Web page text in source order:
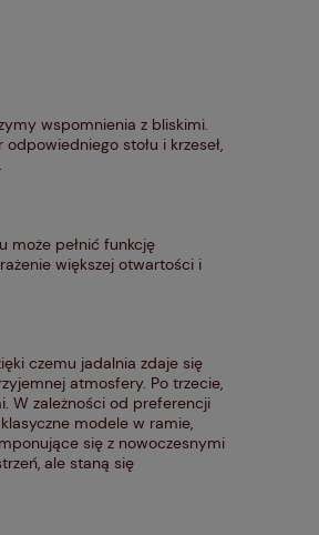
wspomnienia z bliskimi.
stołu i krzeseł,
może pełnić funkcję
większej otwartości i
czemu jadalnia zdaje się
atmosfery. Po trzecie,
W zależności od preferencji
modele w ramie,
się z nowoczesnymi
ale staną się